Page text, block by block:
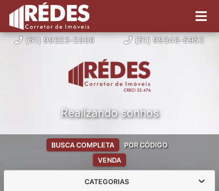
(51) 99323-2808 (51) 99348-5953
Realizando sonhos
VENDA
BUSCA COMPLETA POR CÓDIGO
CATEGORIAS